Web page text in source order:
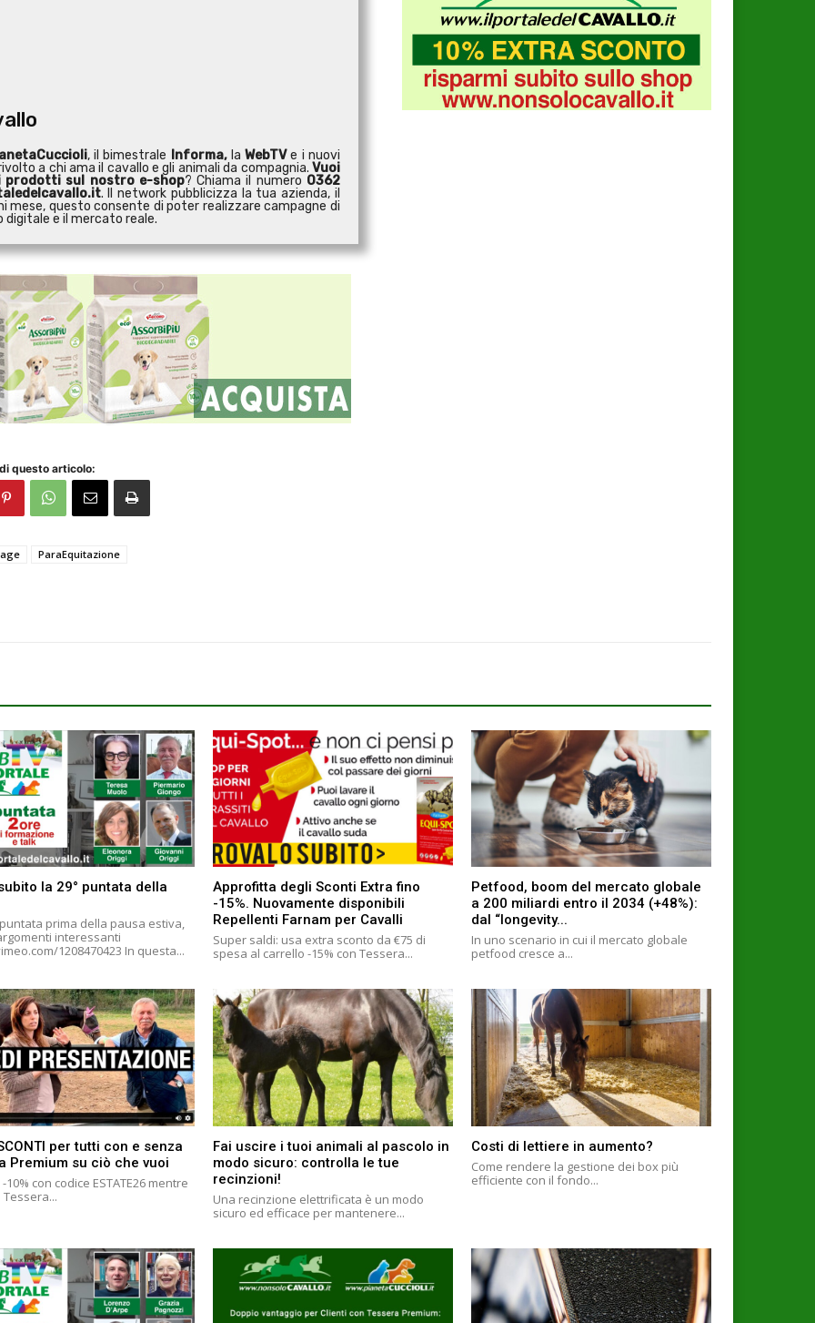
, il bimestrale Informa,laWebTVe i nuovi
a chi ama il cavallo e gli animali da compagnia.Vuoi
prodotti sul nostro e-shop? Chiama il numero 0362
. Il network pubblicizza la tua azienda, il
questo consente di poter realizzare campagne di
e il mercato reale.
questo articolo:
ParaEquitazione
la 29° puntata della
prima della pausa estiva,
interessanti
https://vimeo.com/1208470423 In questa...
Approfitta degli Sconti Extra fino
-15%. Nuovamente disponibili
Repellenti Farnam per Cavalli
Super saldi: usa extra sconto da €75 di
spesa al carrello -15% con Tessera...
Petfood, boom del mercato globale
a 200 miliardi entro il 2034 (+48%):
dal “longevity...
In uno scenario in cui il mercato globale
petfood cresce a...
per tutti con e senza
Premium su ciò che vuoi
10% con codice ESTATE26 mentre
Fai uscire i tuoi animali al pascolo in
modo sicuro: controlla le tue
recinzioni!
Una recinzione elettrificata è un modo
sicuro ed efficace per mantenere...
Costi di lettiere in aumento?
Come rendere la gestione dei box più
efficiente con il fondo...